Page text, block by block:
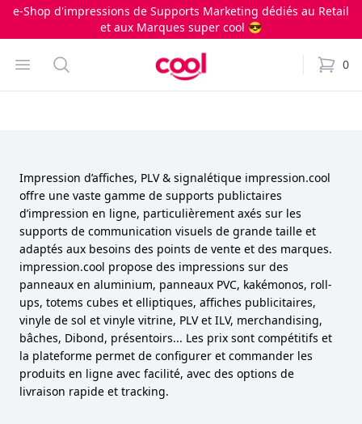
e-Shop d'impressions de Supports Marketing dédiés au Retail
et aux Marques super cool 😎
Open menu
Search
Impression.cool
0
items
Impression d’affiches, PLV & signalétique impression.cool
offre une vaste gamme de supports publictaires
d’impression en ligne, particulièrement axés sur les
supports de communication visuels de grande taille et
adaptés aux besoins des points de vente et des marques.
impression.cool propose des impressions sur des
panneaux en aluminium, panneaux PVC, kakémonos, roll-
ups, totems cubes et elliptiques, affiches publicitaires,
vinyle de sol et vinyle vitrine, PLV et ILV, merchandising,
bâches, Dibond, présentoirs... Les prix sont compétitifs et
la plateforme permet de configurer et commander les
produits en ligne avec facilité, avec des options de
livraison rapide et tracking.